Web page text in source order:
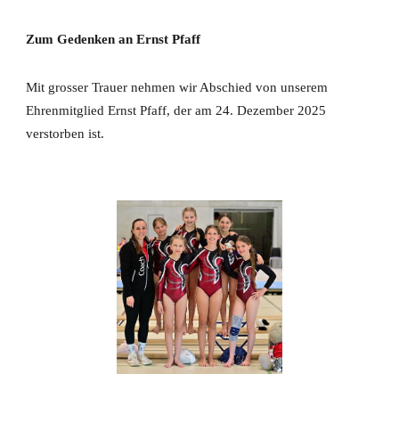
Zum Gedenken an Ernst Pfaff
Mit grosser Trauer nehmen wir Abschied von unserem
Ehrenmitglied Ernst Pfaff, der am 24. Dezember 2025
verstorben ist.